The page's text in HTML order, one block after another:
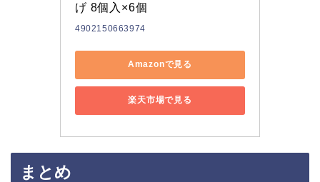
げ 8個入×6個
4902150663974
Amazonで見る
楽天市場で見る
まとめ